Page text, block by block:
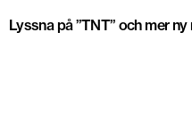
Lyssna på ”TNT” och mer